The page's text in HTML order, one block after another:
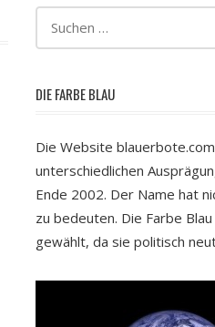
DIE FARBE BLAU
Die Website
unterschiedlichen
Ende 2002. Der Name hat
zu bedeuten. Die Farbe
gewählt, da sie politisch